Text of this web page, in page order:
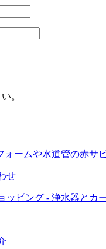
。